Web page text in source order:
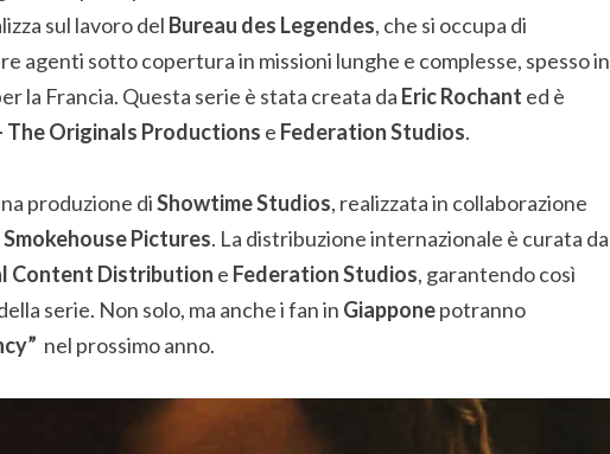
sul lavoro del Bureau des Legendes, che si occupa di
agenti sotto copertura in missioni lunghe e complesse, spesso in
la Francia. Questa serie è stata creata da Eric Rochant ed è
The Originals Productions e Federation Studios.
produzione diShowtime Studios, realizzata in collaborazione
Smokehouse Pictures. La distribuzione internazionale è curata da
Content Distribution e Federation Studios, garantendo così
serie. Non solo, ma anche i fan in Giapponepotranno
nel prossimo anno.